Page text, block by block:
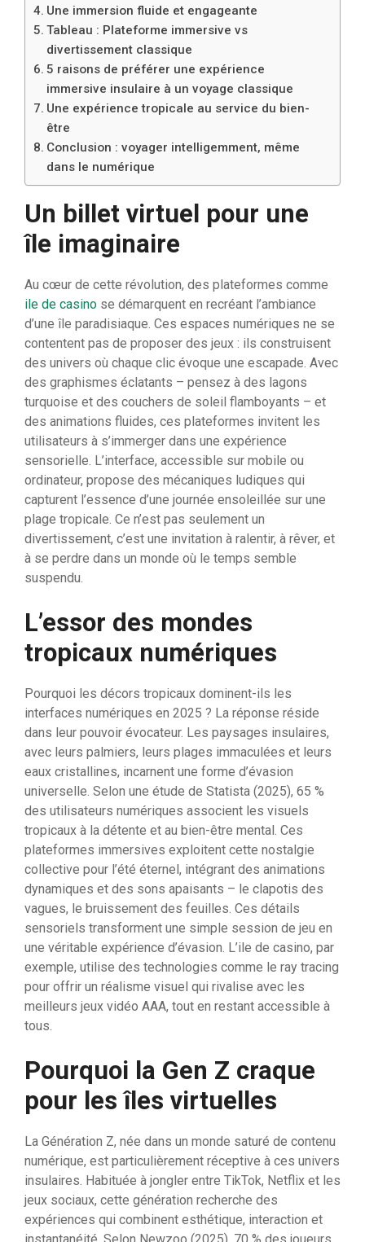
Une immersion fluide et engageante
Tableau : Plateforme immersive vs
divertissement classique
5 raisons de préférer une expérience
immersive insulaire à un voyage classique
Une expérience tropicale au service du bien-
être
Conclusion : voyager intelligemment, même
dans le numérique
Un billet virtuel pour une
île imaginaire
Au cœur de cette révolution, des plateformes comme
ile de casino se démarquent en recréant l’ambiance
d’une île paradisiaque. Ces espaces numériques ne se
contentent pas de proposer des jeux : ils construisent
des univers où chaque clic évoque une escapade. Avec
des graphismes éclatants – pensez à des lagons
turquoise et des couchers de soleil flamboyants – et
des animations fluides, ces plateformes invitent les
utilisateurs à s’immerger dans une expérience
sensorielle. L’interface, accessible sur mobile ou
ordinateur, propose des mécaniques ludiques qui
capturent l’essence d’une journée ensoleillée sur une
plage tropicale. Ce n’est pas seulement un
divertissement, c’est une invitation à ralentir, à rêver, et
à se perdre dans un monde où le temps semble
suspendu.
L’essor des mondes
tropicaux numériques
Pourquoi les décors tropicaux dominent-ils les
interfaces numériques en 2025 ? La réponse réside
dans leur pouvoir évocateur. Les paysages insulaires,
avec leurs palmiers, leurs plages immaculées et leurs
eaux cristallines, incarnent une forme d’évasion
universelle. Selon une étude de Statista (2025), 65 %
des utilisateurs numériques associent les visuels
tropicaux à la détente et au bien-être mental. Ces
plateformes immersives exploitent cette nostalgie
collective pour l’été éternel, intégrant des animations
dynamiques et des sons apaisants – le clapotis des
vagues, le bruissement des feuilles. Ces détails
sensoriels transforment une simple session de jeu en
une véritable expérience d’évasion. L’ile de casino, par
exemple, utilise des technologies comme le ray tracing
pour offrir un réalisme visuel qui rivalise avec les
meilleurs jeux vidéo AAA, tout en restant accessible à
tous.
Pourquoi la Gen Z craque
pour les îles virtuelles
La Génération Z, née dans un monde saturé de contenu
numérique, est particulièrement réceptive à ces univers
insulaires. Habituée à jongler entre TikTok, Netflix et les
jeux sociaux, cette génération recherche des
expériences qui combinent esthétique, interaction et